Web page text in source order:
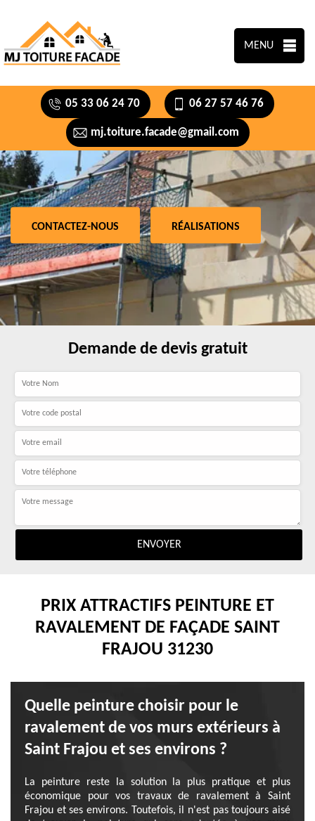
MENU
05 33 06 24 70 06 27 57 46 76
mj.toiture.facade@gmail.com
CONTACTEZ-NOUS RÉALISATIONS
Demande de devis gratuit
PRIX ATTRACTIFS PEINTURE ET
RAVALEMENT DE FAÇADE SAINT
FRAJOU 31230
Quelle peinture choisir pour le
ravalement de vos murs extérieurs à
Saint Frajou et ses environs ?
La peinture reste la solution la plus pratique et plus
économique pour vos travaux de ravalement à Saint
Frajou et ses environs. Toutefois, il n'est pas toujours aisé